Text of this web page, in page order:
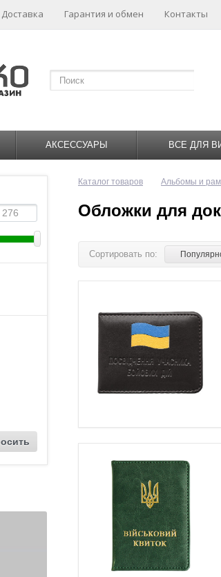
Доставка Гарантия и обмен Контакты
АКСЕССУАРЫ ВСЕ ДЛЯ
Каталог товаров Альбомы и
Обложки для
Сортировать по: